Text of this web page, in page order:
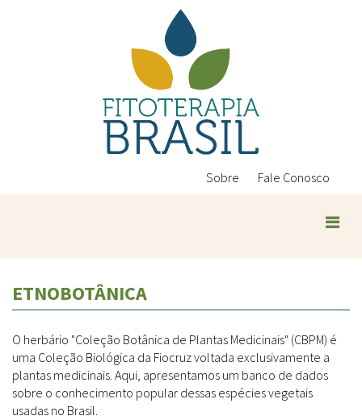
Sobre Fale Conosco
ETNOBOTÂNICA
O herbário "Coleção Botânica de Plantas Medicinais" (CBPM) é
uma Coleção Biológica da Fiocruz voltada exclusivamente a
plantas medicinais. Aqui, apresentamos um banco de dados
sobre o conhecimento popular dessas espécies vegetais
usadas no Brasil.